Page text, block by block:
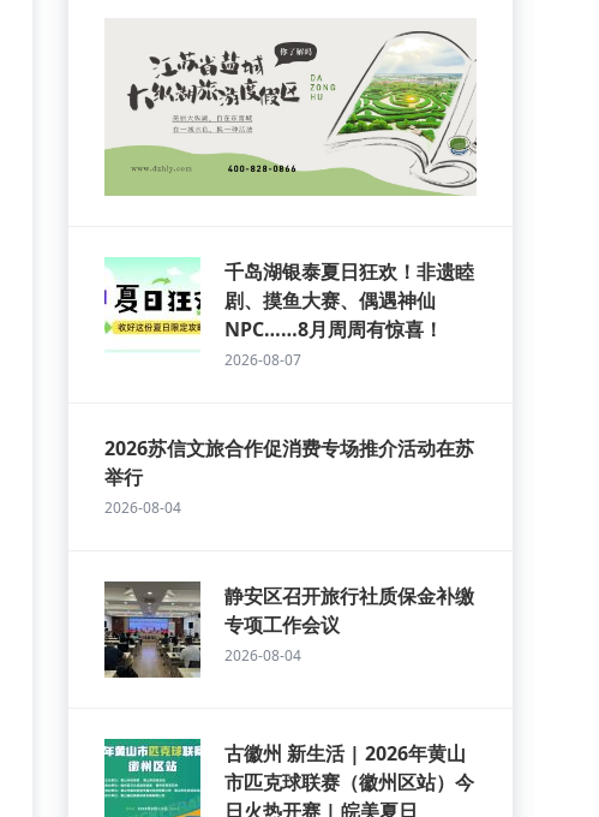
千岛湖银泰夏日狂欢！非遗睦
剧、摸鱼大赛、偶遇神仙
NPC……8月周周有惊喜！
2026-08-07
2026苏信文旅合作促消费专场推介活动在苏
举行
2026-08-04
静安区召开旅行社质保金补缴
专项工作会议
2026-08-04
古徽州 新生活 | 2026年黄山
市匹克球联赛（徽州区站）今
日火热开赛 | 皖美夏日